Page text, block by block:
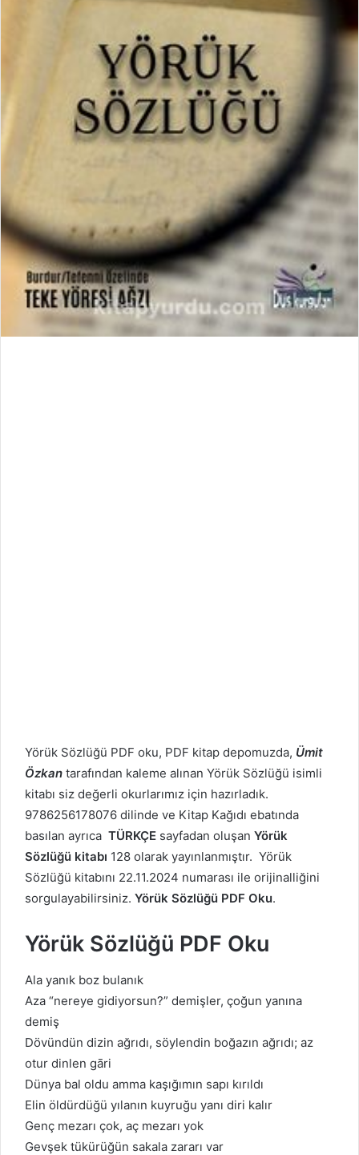
Yörük Sözlüğü PDF oku, PDF kitap depomuzda, Ümit
Özkan tarafından kaleme alınan Yörük Sözlüğü isimli
kitabı siz değerli okurlarımız için hazırladık.
9786256178076 dilinde ve Kitap Kağıdı ebatında
basılan ayrıca TÜRKÇE sayfadan oluşan Yörük
Sözlüğü kitabı 128 olarak yayınlanmıştır. Yörük
Sözlüğü kitabını 22.11.2024 numarası ile orijinalliğini
sorgulayabilirsiniz. Yörük Sözlüğü PDF Oku.
Yörük Sözlüğü PDF Oku
Ala yanık boz bulanık
Aza “nereye gidiyorsun?” demişler, çoğun yanına
demiş
Dövündün dizin ağrıdı, söylendin boğazın ağrıdı; az
otur dinlen gāri
Dünya bal oldu amma kaşığımın sapı kırıldı
Elin öldürdüğü yılanın kuyruğu yanı diri kalır
Genç mezarı çok, aç mezarı yok
Gevşek tükürüğün sakala zararı var